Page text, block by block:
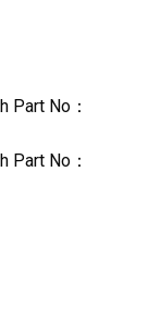
Part No：
Part No：